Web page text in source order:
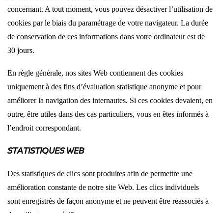
concernant. A tout moment, vous pouvez désactiver l’utilisation de
cookies par le biais du paramétrage de votre navigateur. La durée
de conservation de ces informations dans votre ordinateur est de
30 jours.
En règle générale, nos sites Web contiennent des cookies
uniquement à des fins d’évaluation statistique anonyme et pour
améliorer la navigation des internautes. Si ces cookies devaient, en
outre, être utiles dans des cas particuliers, vous en êtes informés à
l’endroit correspondant.
STATISTIQUES WEB
Des statistiques de clics sont produites afin de permettre une
amélioration constante de notre site Web. Les clics individuels
sont enregistrés de façon anonyme et ne peuvent être réassociés à